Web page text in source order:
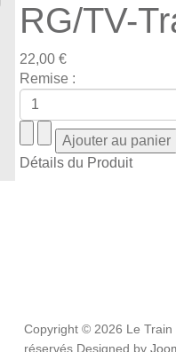
RG/TV-
22,00 €
Remise :
Détails du Produit
Copyright © 2026 Le Train
réservés Designed by